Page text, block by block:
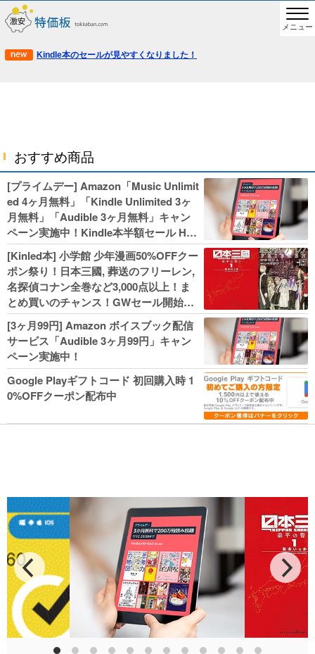
メニュー
Kindle本のセールが見やすくなりました！
おすすめ商品
[プライムデー] Amazon「Music Unlimit
ed 4ヶ月無料」「Kindle Unlimited 3ヶ
月無料」「Audible 3ヶ月無料」キャン
ペーン実施中！Kindle本半額セール HU
NTER×HUNTERなど集英社、無職転生,
幼女戦記などKADOKAWA、キャプテン
翼100円セールも！
[Kinled本] 小学館 少年漫画50%OFFクー
ポン祭り！日本三國, 葬送のフリーレン,
名探偵コナン全巻など3,000点以上！ま
とめ買いのチャンス！GWセール開始！
人気コミック多数 カドカワ祭やIT関連本
がセールに！
[3ヶ月99円] Amazon ボイスブック配信
サービス「Audible 3ヶ月99円」キャン
ペーン実施中！
Google Playギフトコード 初回購入時 1
0%OFFクーポン配布中